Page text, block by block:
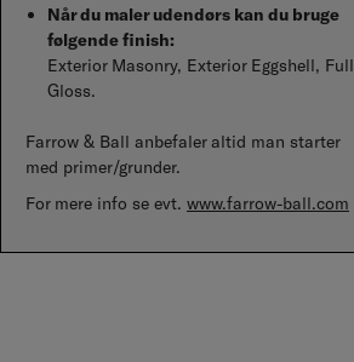
Når du maler udendørs kan du bruge
følgende finish:
Exterior Masonry, Exterior Eggshell, Full
Gloss.
Farrow & Ball anbefaler altid man starter
med primer/grunder.
For mere info se evt. www.farrow-ball.com